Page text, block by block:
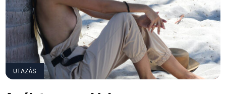
UTAZÁS